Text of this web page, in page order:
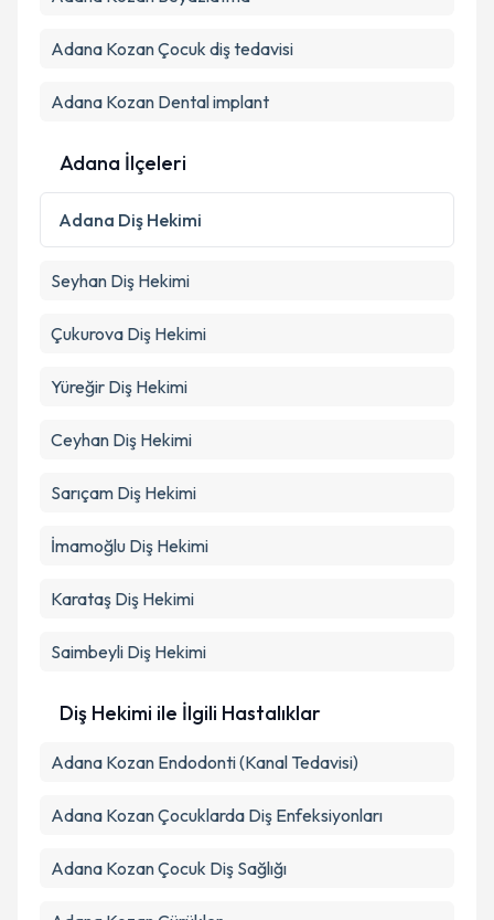
Takvim Talebini Gönder
Adana Kozan Çocuk diş tedavisi
Adana Kozan Dental implant
Adana İlçeleri
Adana Diş Hekimi
Seyhan Diş Hekimi
Çukurova Diş Hekimi
Yüreğir Diş Hekimi
Ceyhan Diş Hekimi
Sarıçam Diş Hekimi
İmamoğlu Diş Hekimi
Karataş Diş Hekimi
Saimbeyli Diş Hekimi
Diş Hekimi ile İlgili Hastalıklar
Adana Kozan Endodonti (Kanal Tedavisi)
Adana Kozan Çocuklarda Diş Enfeksiyonları
Adana Kozan Çocuk Diş Sağlığı